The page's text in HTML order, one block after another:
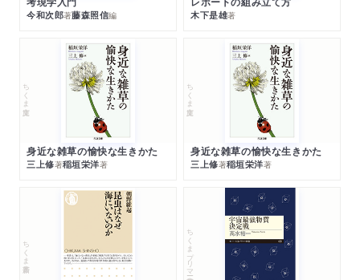
今和次郎著藤森照信編 木下是雄著
ちくま文庫
身近な雑草の愉快な生きかた
三上修著稲垣栄洋著
ちくま文庫
身近な雑草の愉快な生きかた
三上修著稲垣栄洋著
ちくま新書 ちくまプリマー新書